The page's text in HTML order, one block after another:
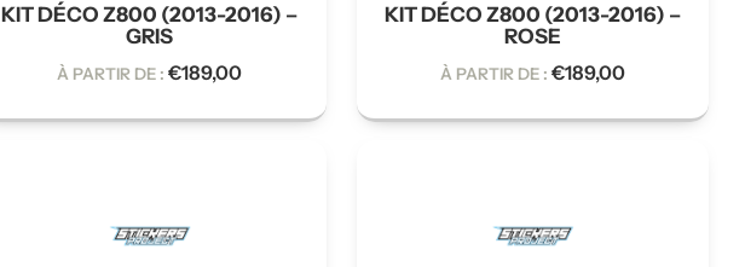
KIT DÉCO Z800 (2013-2016) –
GRIS
À PARTIR DE :€189,00
KIT DÉCO Z800 (2013-2016) –
ROSE
À PARTIR DE : €189,00